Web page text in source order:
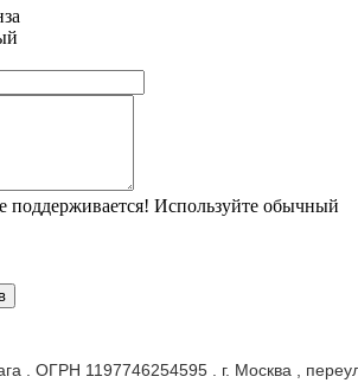
поддерживается! Используйте обычный
. ОГРН 1197746254595 . г. Москва ,